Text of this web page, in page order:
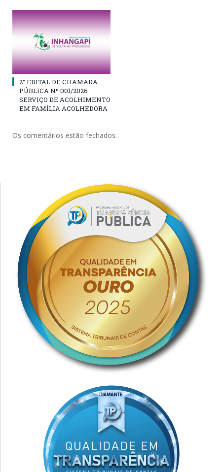
2° EDITAL DE CHAMADA
PÚBLICA Nº 001/2026
SERVIÇO DE ACOLHIMENTO
EM FAMÍLIA ACOLHEDORA
Os comentários estão fechados.